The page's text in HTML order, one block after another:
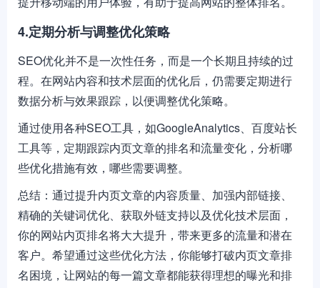
4.定期分析与调整优化策略
SEO优化并不是一次性任务，而是一个长期且持续的过
程。在网站内容和技术层面的优化后，仍需要定期进行
数据分析与效果跟踪，以便调整优化策略。
通过使用各种SEO工具，如GoogleAnalytics、百度站长
工具等，定期跟踪内页文章的排名和流量变化，分析哪
些优化措施有效，哪些需要调整。
总结：通过提升内页文章的内容质量、加强内部链接、
精确的关键词优化、获取外链支持以及优化技术层面，
你的网站内页排名将大大提升，带来更多的流量和潜在
客户。希望通过这些优化方法，你能够打破内页文章排
名困境，让网站的每一篇文章都能获得理想的曝光和排